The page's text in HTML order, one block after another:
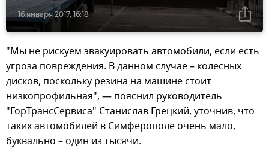
16 января 2017, 16:18
"Мы не рискуем эвакуировать автомобили, если есть
угроза повреждения. В данном случае – колесных
дисков, поскольку резина на машине стоит
низкопрофильная", — пояснил руководитель
"ГорТрансСервиса" Станислав Грецкий, уточнив, что
таких автомобилей в Симферополе очень мало,
буквально – один из тысячи.